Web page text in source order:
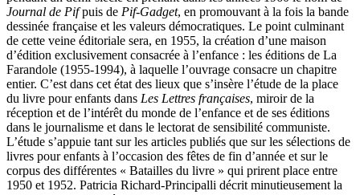
Journal de Pifpuis de Pif-Gadget, en promouvant à la fois la bande
dessinée française et les valeurs démocratiques. Le point culminant
de cette veine éditoriale sera, en 1955, la création d’une maison
d’édition exclusivement consacrée à l’enfance : les éditions de La
Farandole (1955-1994), à laquelle l’ouvrage consacre un chapitre
entier. C’est dans cet état des lieux que s’insère l’étude de la place
du livre pour enfants dans Les Lettres françaises, miroir de la
réception et de l’intérêt du monde de l’enfance et de ses éditions
dans le journalisme et dans le lectorat de sensibilité communiste.
L’étude s’appuie tant sur les articles publiés que sur les sélections de
livres pour enfants à l’occasion des fêtes de fin d’année et sur le
corpus des différentes « Batailles du livre » qui prirent place entre
1950 et 1952. Patricia Richard-Principalli décrit minutieusement la